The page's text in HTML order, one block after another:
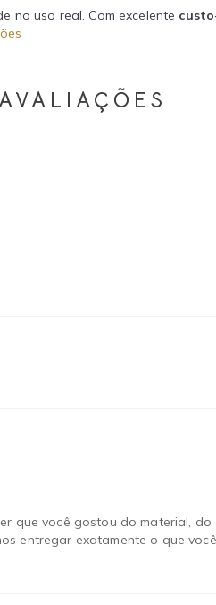
no uso real. Com excelente
AVALIAÇÕES
que você gostou do material,
entregar exatamente o que